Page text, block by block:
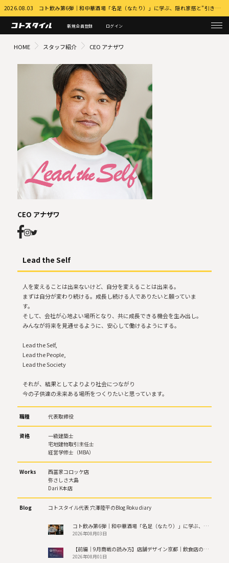
2026.08.03 コト飲み第6弾｜和中華酒場「名足（なたり）」に学ぶ、隠れ家感と”引き算”の店づくり 詳細はこちら
新規会員登録 ログイン
HOME スタッフ紹介 CEO アナザワ
CEO アナザワ
Lead the Self
人を変えることは出来ないけど、自分を変えることは出来る。
まずは自分が変わり続ける。成長し続ける人でありたいと願っていま
す。
そして、会社が心地よい場所となり、共に成長できる機会を生み出し。
みんなが将来を見通せるように、安心して働けるようにする。
Lead the Self,
Lead the People,
Lead the Society
それが、結果としてよりより社会につながり
今の子供達の未来ある場所をつくりたいと思っています。
職種 代表取締役
資格
一級建築士
宅地建物取引主任士
経営学修士（MBA）
Works
西冨家コロッケ店
弥さしさ大島
Dari K本店
Blog コトスタイル代表 穴澤陸平のBlog Roku diary
コト飲み第6弾｜和中華酒場「名足（なたり）」に学ぶ、隠れ家感と”引き算”の店づくり
2026年08月03日
【前編｜9月商戦の読み方】店舗デザイン京都｜飲食店の残暑対策と防災・シルバーウィーク商戦の導線設計
2026年08月01日